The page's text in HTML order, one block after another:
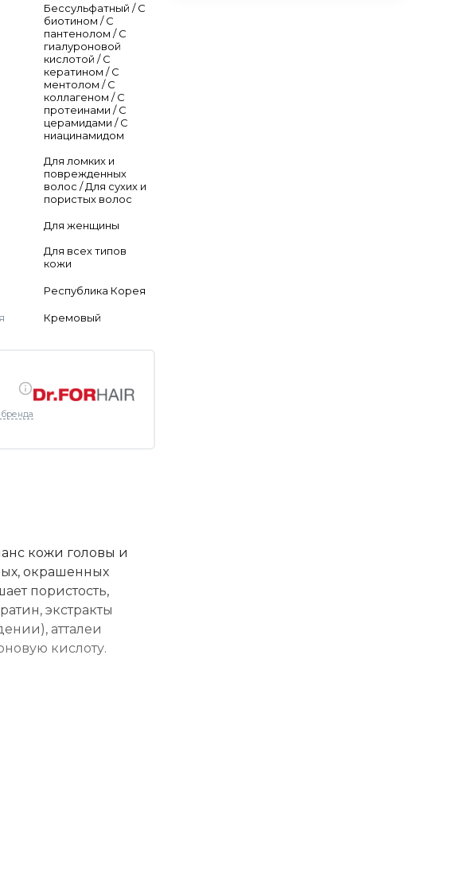
Бессульфатный / С
биотином / C
пантенолом / С
гиалуроновой
кислотой / С
кератином / С
ментолом / С
коллагеном / С
протеинами / С
церамидами / С
ниацинамидом
Для ломких и
поврежденных
волос / Для сухих и
пористых волос
Для женщины
Для всех типов
кожи
Республика Корея
Кремовый
кожи головы и
окрашенных
пористость,
экстракты
атталеи
кислоту.